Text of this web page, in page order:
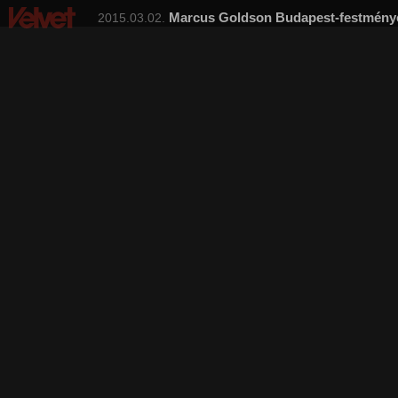
Marcus Goldson Budapest-
2015.03.02.